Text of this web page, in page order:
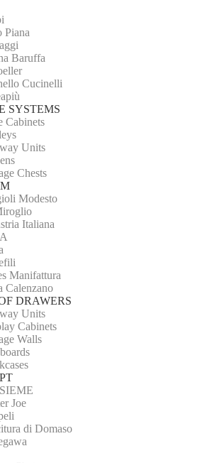
Piana
Baruffa
Cucinelli
SYSTEMS
Cabinets
Units
Chests
Modesto
Italiana
Manifattura
Calenzano
DRAWERS
Units
Cabinets
Walls
Joe
di Domaso